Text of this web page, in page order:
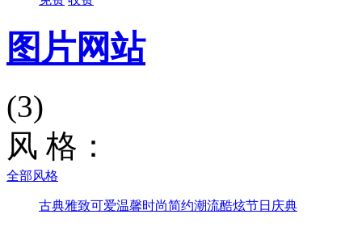
图片网站
(3)
风 格：
全部风格
古典雅致可爱温馨时尚简约潮流酷炫节日庆典